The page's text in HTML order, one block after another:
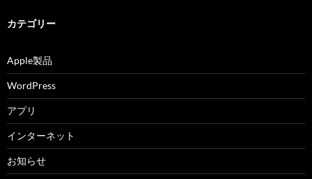
カテゴリー
Apple製品
WordPress
アプリ
インターネット
お知らせ